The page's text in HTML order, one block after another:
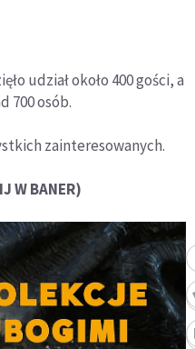
udział około 400 gości, a
700 osób.
zainteresowanych.
W BANER)